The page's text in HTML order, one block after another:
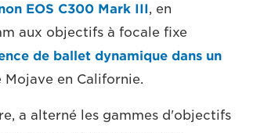
EOS C300 Mark III, en
aux objectifs à focale fixe
de ballet dynamique dans un
en Californie.
a alterné les gammes d'objectifs